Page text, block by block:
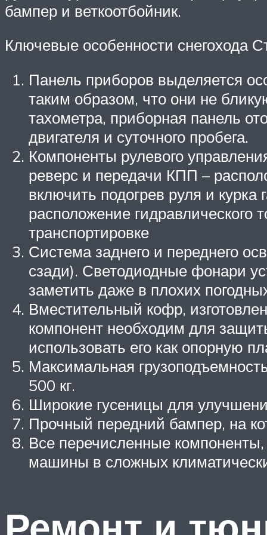
бампер и веткоотбойник.
Ключевые особенности снегохода
Панель приборов выделяется
таким образом, что они не
тахометра, приборная панель
двигателя и суточного пробега.
Компоненты рулевого
реверс и передачи КПП –
включить подогрев руля и
расположение
транспортировке
Система заднего и переднего
сзади). Светодиодные фонари
заметить даже в плохих
Вместительный кофр,
компонент необходим для
использовать его как опорную
Максимальная
500 кг.
Широкие гусеницы для
Прочный передний бампер, на
Все перечисленные
машины в сложных